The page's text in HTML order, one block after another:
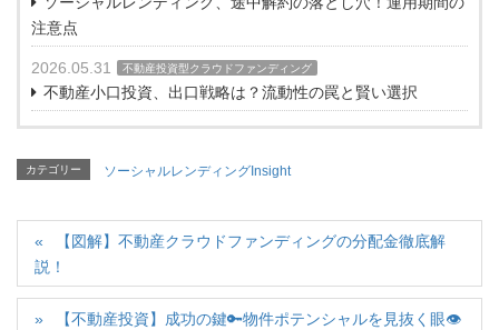
注意点
2026.05.31 不動産投資型クラウドファンディング
不動産小口投資、出口戦略は？流動性の罠と賢い選択
カテゴリー ソーシャルレンディングInsight
【図解】不動産クラウドファンディングの分配金徹底解
説！
【不動産投資】成功の鍵🔑物件ポテンシャルを見抜く眼👁️